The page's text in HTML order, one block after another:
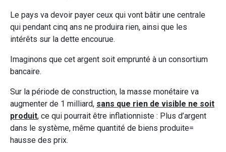
Le pays va devoir payer ceux qui vont bâtir une centrale
qui pendant cinq ans ne produira rien, ainsi que les
intérêts sur la dette encourue.
Imaginons que cet argent soit emprunté à un consortium
bancaire.
Sur la période de construction, la masse monétaire va
augmenter de 1 milliard, sans que rien de visible ne soit
produit, ce qui pourrait être inflationniste : Plus d’argent
dans le système, même quantité de biens produite=
hausse des prix.